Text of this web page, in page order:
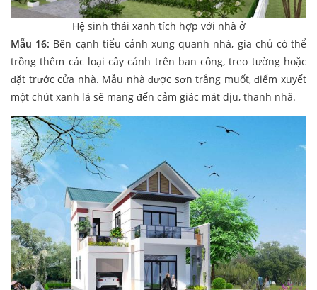
Hệ sinh thái xanh tích hợp với nhà ở
Mẫu 16: Bên cạnh tiểu cảnh xung quanh nhà, gia chủ có thể
trồng thêm các loại cây cảnh trên ban công, treo tường hoặc
đặt trước cửa nhà. Mẫu nhà được sơn trắng muốt, điểm xuyết
một chút xanh lá sẽ mang đến cảm giác mát dịu, thanh nhã.